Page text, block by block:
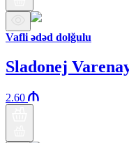
Vafli ədəd dolğulu
Sladonej
2.60